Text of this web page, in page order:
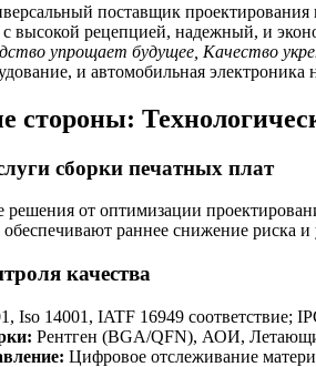
поставщик
высокой рецепцией, надежный, и
упрощает будущее, Качество
и автомобильная электроника
стороны:
сборки печатных плат
решения от оптимизации
раннее снижение риска и
качества
Iso 14001, IATF 16949 соответствие;
Рентген (BGA/QFN), АОИ,
Цифровое отслеживание